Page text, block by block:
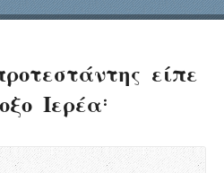
είπε
Ιερέα: